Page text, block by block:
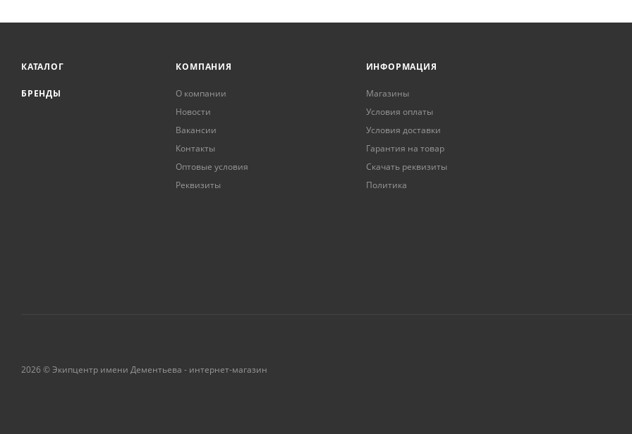
КАТАЛОГ
БРЕНДЫ
КОМПАНИЯ
О компании
Новости
Вакансии
Контакты
Оптовые условия
Реквизиты
ИНФОРМАЦИЯ
Магазины
Условия оплаты
Условия доставки
Гарантия на товар
Скачать реквизиты
Политика
2026 © Экипцентр имени Дементьева - интернет-магазин